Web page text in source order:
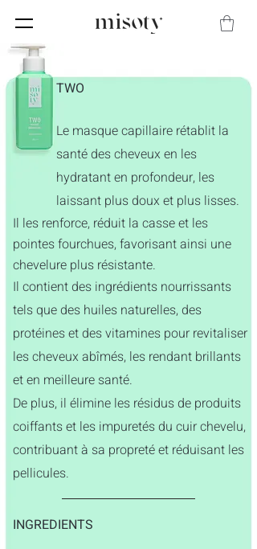
TWO
Le masque capillaire rétablit la
santé des cheveux en les
hydratant en profondeur, les
laissant plus doux et plus lisses.
Il les renforce, réduit la casse et les
pointes fourchues, favorisant ainsi une
chevelure plus résistante.
Il contient des ingrédients nourrissants
tels que des huiles naturelles, des
protéines et des vitamines pour revitaliser
les cheveux abîmés, les rendant brillants
et en meilleure santé.
De plus, il élimine les résidus de produits
coiffants et les impuretés du cuir chevelu,
contribuant à sa propreté et réduisant les
pellicules.
INGREDIENTS